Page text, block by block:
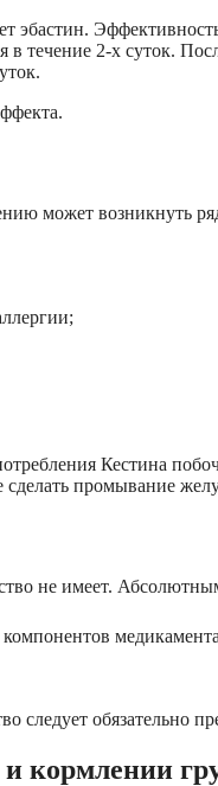
течение 2-х суток.
может возникнуть
Кестина
промывание
не имеет.
следует обязательно
кормлении